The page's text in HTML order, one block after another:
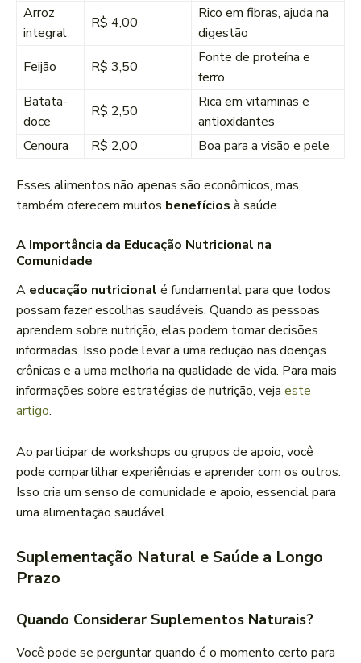
Arroz
integral
R$ 4,00
Rico em fibras, ajuda na
digestão
Feijão
R$ 3,50
Fonte de proteína e
ferro
Batata-
doce
R$ 2,50
Rica em vitaminas e
antioxidantes
Cenoura
R$ 2,00 Boa para a visão e pele
Esses alimentos não apenas são econômicos, mas
também oferecem muitos benefícios à saúde.
A Importância da Educação Nutricional na
Comunidade
A educação nutricional é fundamental para que todos
possam fazer escolhas saudáveis. Quando as pessoas
aprendem sobre nutrição, elas podem tomar decisões
informadas. Isso pode levar a uma redução nas doenças
crônicas e a uma melhoria na qualidade de vida. Para mais
informações sobre estratégias de nutrição, veja este
artigo.
Ao participar de workshops ou grupos de apoio, você
pode compartilhar experiências e aprender com os outros.
Isso cria um senso de comunidade e apoio, essencial para
uma alimentação saudável.
Suplementação Natural e Saúde a Longo
Prazo
Quando Considerar Suplementos Naturais?
Você pode se perguntar quando é o momento certo para